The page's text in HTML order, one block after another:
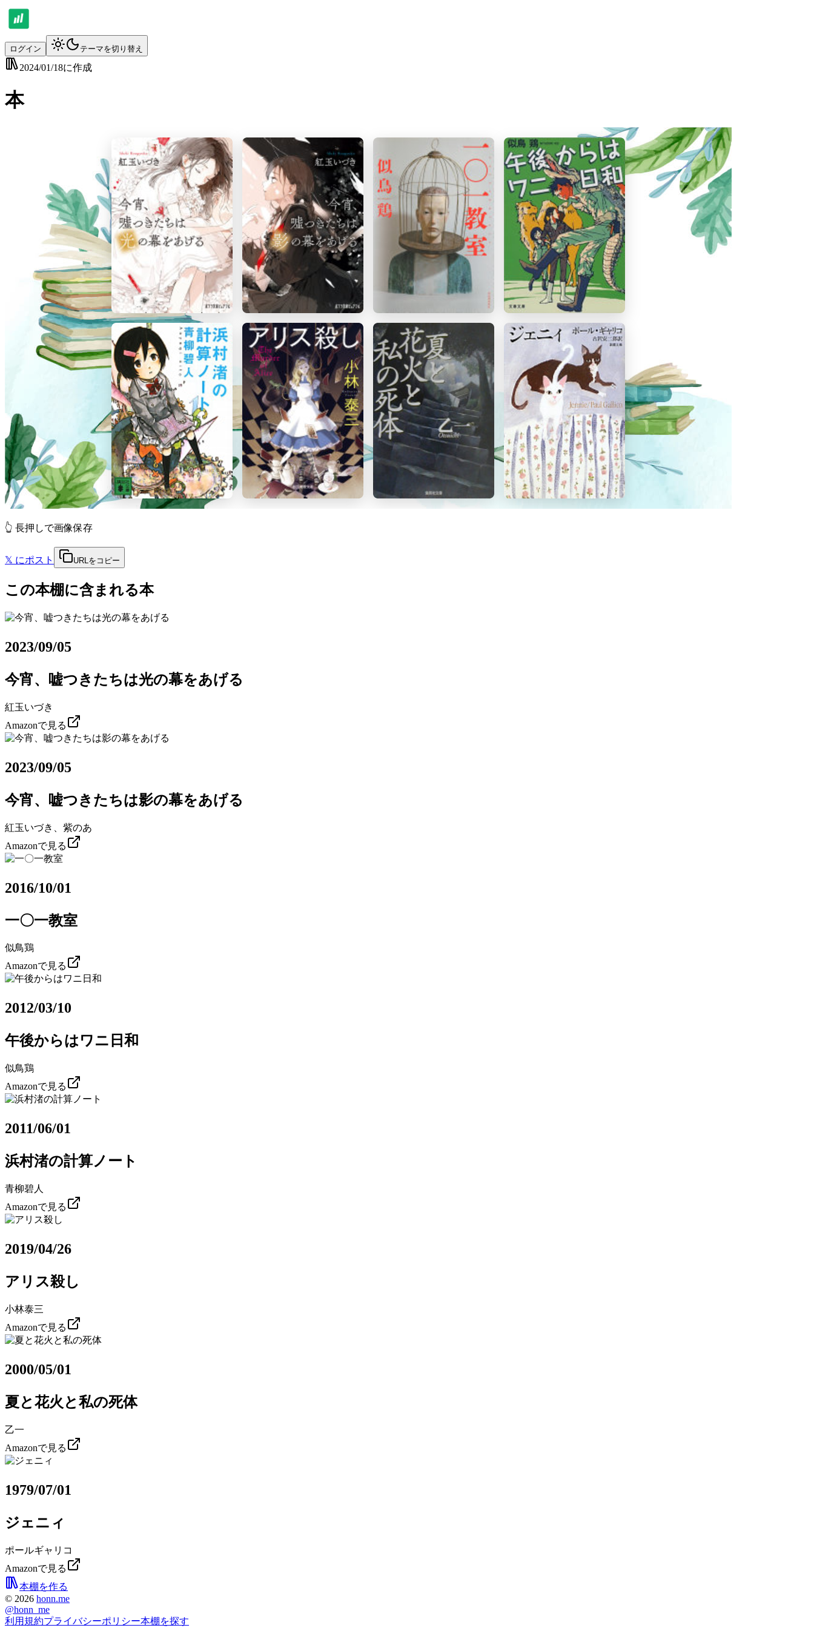
ログイン テーマを切り替え
2024/01/18に作成
本
👆 長押しで画像保存
𝕏 にポスト URLをコピー
この本棚に含まれる本
2023/09/05
今宵、嘘つきたちは光の幕をあげる
紅玉いづき
Amazonで見る
2023/09/05
今宵、嘘つきたちは影の幕をあげる
紅玉いづき、紫のあ
Amazonで見る
2016/10/01
一〇一教室
似鳥鶏
Amazonで見る
2012/03/10
午後からはワニ日和
似鳥鶏
Amazonで見る
2011/06/01
浜村渚の計算ノート
青柳碧人
Amazonで見る
2019/04/26
アリス殺し
小林泰三
Amazonで見る
2000/05/01
夏と花火と私の死体
乙一
Amazonで見る
1979/07/01
ジェニィ
ポールギャリコ
Amazonで見る
本棚を作る
© 2026 honn.me
@honn_me
利用規約プライバシーポリシー本棚を探す